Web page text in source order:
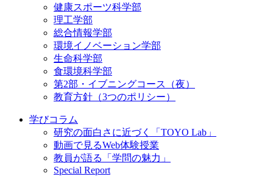
健康スポーツ科学部
理工学部
総合情報学部
環境イノベーション学部
生命科学部
食環境科学部
第2部・イブニングコース（夜）
教育方針（3つのポリシー）
学びコラム
研究の面白さに近づく「TOYO Lab」
動画で見るWeb体験授業
教員が語る「学問の魅力」
Special Report